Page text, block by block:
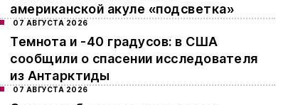
американской акуле «подсветка»
07 АВГУСТА 2026
Темнота и -40 градусов: в США
сообщили о спасении исследователя
из Антарктиды
07 АВГУСТА 2026